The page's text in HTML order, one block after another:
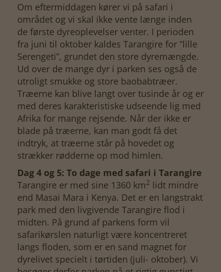
Om eftermiddagen kører vi på safari i
området og vi skal ikke vente længe inden
de første dyreoplevelser venter. I perioden
fra juni til oktober kaldes Tarangire for ”lille
Serengeti”, grundet den store dyremængde.
Ud over de mange dyr i parken ses også de
utroligt smukke og store baobabtræer.
Træerne kan blive langt over tusinde år og er
med deres karakteristiske udseende lig med
Afrika for mange rejsende. Når der ikke er
blade på træerne, kan man godt få det
indtryk, at træerne står på hovedet og
strækker rødderne op mod himlen.
Dag 4 og 5: To dage med safari i Tarangire
Tarangire er med sine 1360 km2 lidt mindre
end Masai Mara i Kenya. Det er en langstrakt
park med den livgivende Tarangire flod i
midten. På grund af parkens form vil
safarikørslen naturligt være koncentreret
langs floden, som er en sand magnet for
dyrelivet specielt i tørtiden (juli- oktober). Vi